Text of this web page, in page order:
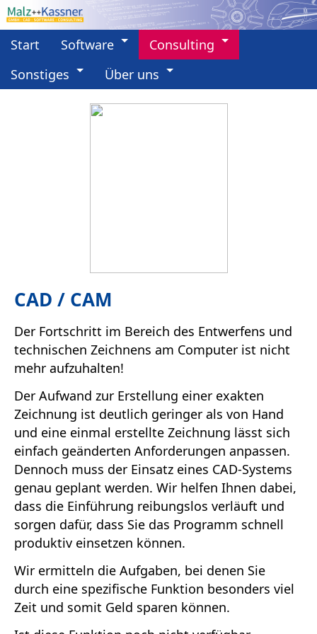
Start Software
Consulting
Sonstiges
Über uns
CAD / CAM
Der Fortschritt im Bereich des Entwerfens und
technischen Zeichnens am Computer ist nicht
mehr aufzuhalten!
Der Aufwand zur Erstellung einer exakten
Zeichnung ist deutlich geringer als von Hand
und eine einmal erstellte Zeichnung lässt sich
einfach geänderten Anforderungen anpassen.
Dennoch muss der Einsatz eines CAD-Systems
genau geplant werden. Wir helfen Ihnen dabei,
dass die Einführung reibungslos verläuft und
sorgen dafür, dass Sie das Programm schnell
produktiv einsetzen können.
Wir ermitteln die Aufgaben, bei denen Sie
durch eine spezifische Funktion besonders viel
Zeit und somit Geld sparen können.